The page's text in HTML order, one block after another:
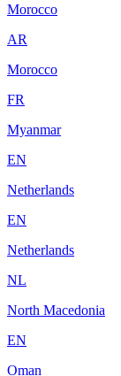
Morocco
AR
Morocco
FR
Myanmar
EN
Netherlands
EN
Netherlands
NL
North Macedonia
EN
Oman